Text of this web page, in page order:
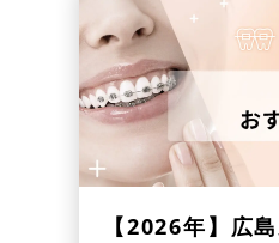
【2026年】 広